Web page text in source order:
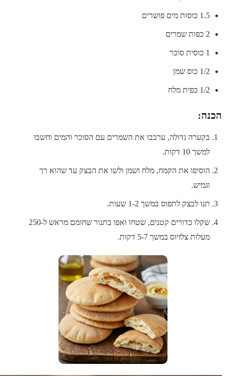
1.5 כוסות מים פושרים
2 כפות שמרים
1 כוסית סוכר
1/2 כוס שמן
1/2 כפית מלח
הכנה:
בקערה גדולה, ערבבו את השמרים עם הסוכר והמים וחשבו
למשך 10 דקות.
הוסיפו את הקמח, מלח ושמן ולשו את הבצק עד שהוא רך
וגמיש.
תנו לבצק לתפוס במשך 1-2 שעות.
שקלו כדורים קטנים, שטחו ואפו בתנור שחומם מראש ל-250
מעלות צלזיוס במשך 5-7 דקות.